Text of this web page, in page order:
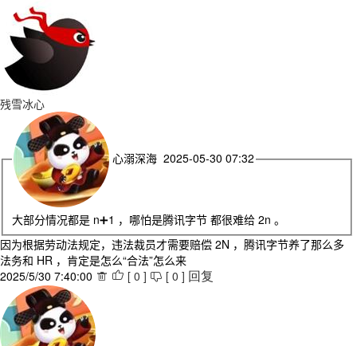
残雪冰心
心溺深海 2025-05-30 07:32
大部分情况都是 n➕1 ，哪怕是腾讯字节 都很难给 2n 。
因为根据劳动法规定，违法裁员才需要赔偿 2N ，腾讯字节养了那么多
法务和 HR ，肯定是怎么“合法”怎么来
2025/5/30 7:40:00   [ 0 ]  [ 0 ] 回复